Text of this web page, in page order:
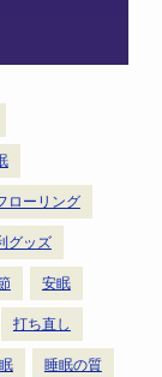
ローリング
グッズ
安眠
打ち直し
睡眠の質